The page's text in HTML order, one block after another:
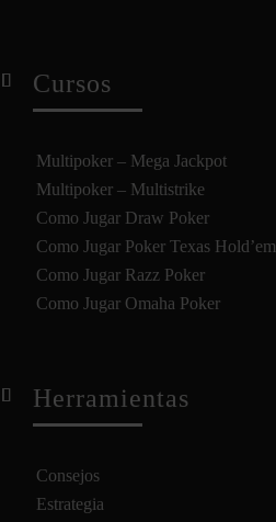
Cursos
Multipoker – Mega Jackpot
Multipoker – Multistrike
Como Jugar Draw Poker
Como Jugar Poker Texas Hold’em
Como Jugar Razz Poker
Como Jugar Omaha Poker
Herramientas
Consejos
Estrategia